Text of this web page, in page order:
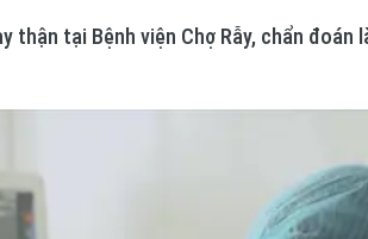
Thị trường
tại Bệnh viện Chợ Rẫy, chẩn đoán